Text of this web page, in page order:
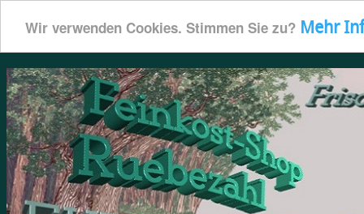
Wir verwenden Cookies. Stimmen Sie zu? Mehr